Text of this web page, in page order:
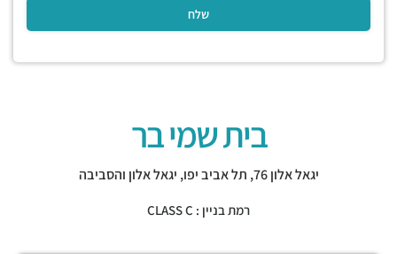
בית שמי בר
יגאל אלון 76, תל אביב יפו, יגאל אלון והסביבה
רמת בניין : CLASS C